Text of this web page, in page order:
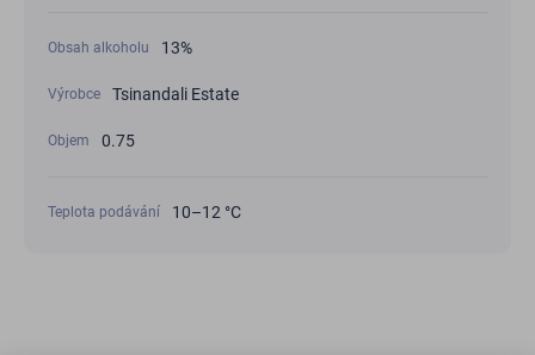
Obsah alkoholu 13%
Výrobce Tsinandali Estate
Objem 0.75
Teplota podávání 10–12 °C